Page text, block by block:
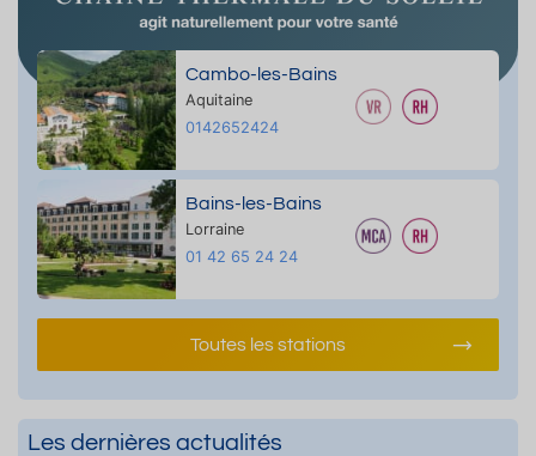
Cambo-les-Bains
Aquitaine
0142652424
Bains-les-Bains
Lorraine
01 42 65 24 24
Toutes les stations
Les dernières actualités